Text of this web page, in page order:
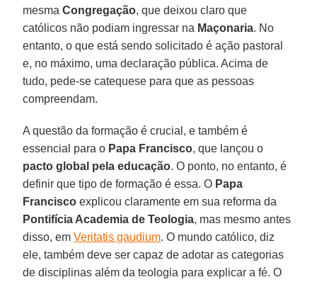
mesmaCongregação, que deixou claro que
católicos não podiam ingressar na Maçonaria. No
entanto, o que está sendo solicitado é ação pastoral
e, no máximo, uma declaração pública. Acima de
tudo, pede-se catequese para que as pessoas
compreendam.
A questão da formação é crucial, e também é
essencial para o Papa Francisco, que lançou o
pacto global pela educação. O ponto, no entanto, é
definir que tipo de formação é essa. O Papa
Francisco explicou claramente em sua reforma da
Pontifícia Academia de Teologia, mas mesmo antes
disso, emVeritatis gaudium. O mundo católico, diz
ele, também deve ser capaz de adotar as categorias
de disciplinas além da teologia para explicar a fé. O